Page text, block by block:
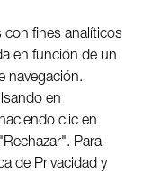
con fines analíticos
en función de un
navegación.
en
clic en
Para
de Privacidad y